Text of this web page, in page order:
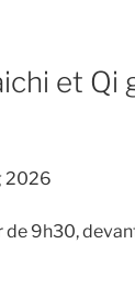
et Qi
2026
de 9h30,